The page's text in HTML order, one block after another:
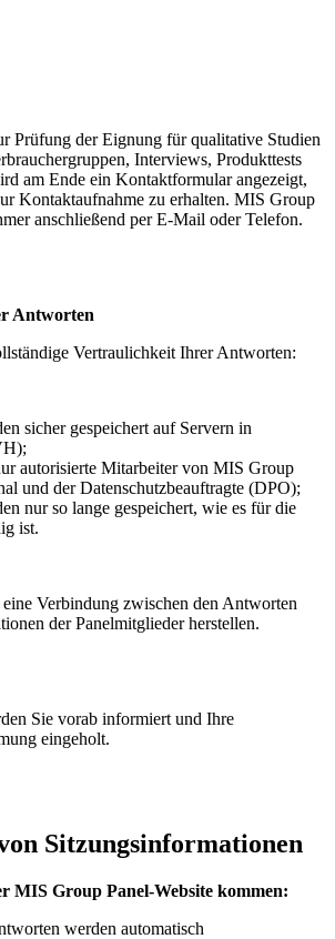
Prüfung der Eignung für qualitative Studien
Interviews, Produkttests
am Ende ein Kontaktformular angezeigt,
Kontaktaufnahme zu erhalten. MIS Group
anschließend per E-Mail oder Telefon.
Antworten
Vertraulichkeit Ihrer Antworten:
sicher gespeichert auf Servern in
autorisierte Mitarbeiter von MIS Group
und der Datenschutzbeauftragte (DPO);
nur so lange gespeichert, wie es für die
ist.
Verbindung zwischen den Antworten
der Panelmitglieder herstellen.
Sie vorab informiert und Ihre
eingeholt.
Sitzungsinformationen
MIS Group Panel-Website kommen:
werden automatisch